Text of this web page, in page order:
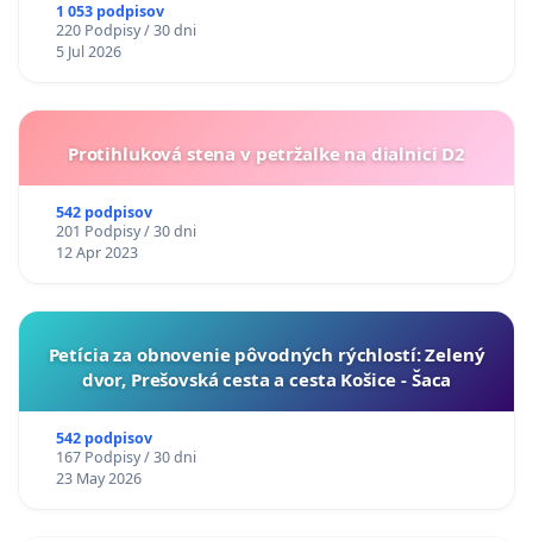
1 053 podpisov
220 Podpisy / 30 dni
5 Jul 2026
Protihluková stena v petržalke na dialnici D2
542 podpisov
201 Podpisy / 30 dni
12 Apr 2023
​Petícia za obnovenie pôvodných rýchlostí: Zelený
dvor, Prešovská cesta a cesta Košice - Šaca
542 podpisov
167 Podpisy / 30 dni
23 May 2026